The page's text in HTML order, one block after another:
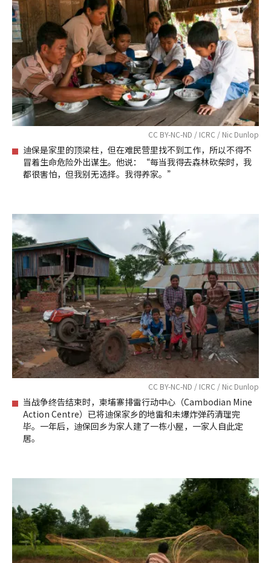
CC BY-NC-ND / ICRC / Nic Dunlop
迪保是家里的顶梁柱，但在难民营里找不到工作，所以不得不
冒着生命危险外出谋生。他说：“每当我得去森林砍柴时，我
都很害怕，但我别无选择。我得养家。”
CC BY-NC-ND / ICRC / Nic Dunlop
当战争终告结束时，柬埔寨排雷行动中心（Cambodian Mine
Action Centre）已将迪保家乡的地雷和未爆炸弹药清理完
毕。一年后，迪保回乡为家人建了一栋小屋，一家人自此定
居。